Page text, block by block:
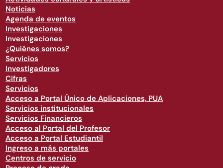
Noticias
Agenda de eventos
Investigaciones
Investigaciones
¿Quiénes somos?
Servicios
Investigadores
Cifras
Servicios
Acceso a Portal Único de Aplicaciones, PUA
Servicios institucionales
Servicios Financieros
Acceso al Portal del Profesor
Acceso a Portal Estudiantil
Ingreso a más portales
Centros de servicio